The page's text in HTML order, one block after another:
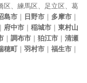
区 練馬区 足立区
葛
島市 ｜ 日野市 ｜ 多摩市 ｜
｜ 府中市 ｜ 稲城市 ｜ 東村山
｜ 調布市 ｜ 狛江市 ｜ 清瀬
穂町｜ 羽村市 ｜ 福生市 ｜